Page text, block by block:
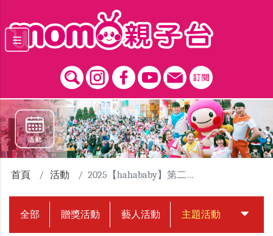
首頁 活動 2025【hahababy】第二屆擁抱點點路跑活動
全部 贈獎活動 藝人活動 主題活動 中獎名